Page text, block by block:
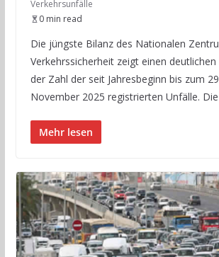
Verkehrsunfälle
0 min read
Die jüngste Bilanz des Nationalen
Verkehrssicherheit zeigt einen deutlichen
der Zahl der seit Jahresbeginn bis zum
November 2025 registrierten Unfälle.
Mehr lesen